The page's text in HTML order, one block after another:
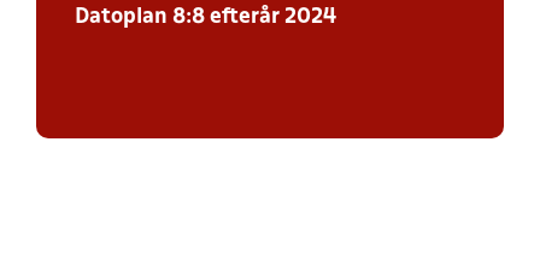
Datoplan 8:8 efterår 2024